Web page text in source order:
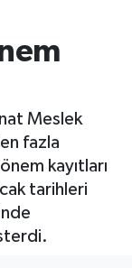
Meslek
fazla
kayıtları
tarihleri
Fikstür